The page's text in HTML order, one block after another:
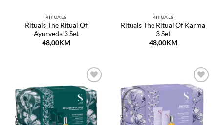
RITUALS
Rituals The Ritual Of
Ayurveda 3 Set
48,00KM
RITUALS
Rituals The Ritual Of Karma
3 Set
48,00KM
Dodaj
na
listu
želja
Dodaj
na
listu
želja